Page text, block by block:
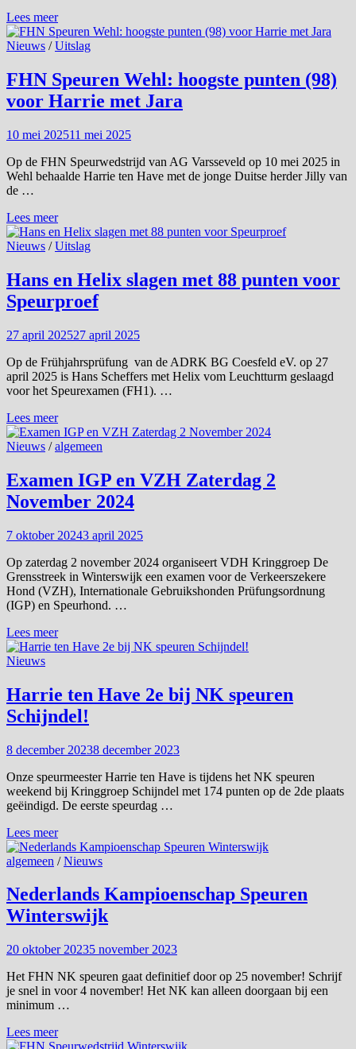
14
juni
2025
Speurwedstrijd
Winterswijk
Lees meer
Nieuws /Uitslag
FHN Speuren Wehl: hoogste punten (98)
voor Harrie met Jara
10 mei 202511 mei 2025
Op de FHN Speurwedstrijd van AG Varsseveld op 10 mei 2025 in
Wehl behaalde Harrie ten Have met de jonge Duitse herder Jilly van
de …
FHN
Speuren
Wehl:
punten
(98)
voor
met
Jara
Lees meer
Nieuws /Uitslag
Hans en Helix slagen met 88 punten voor
Speurproef
27 april 202527 april 2025
Op de Frühjahrsprüfung van de ADRK BG Coesfeld eV. op 27
april 2025 is Hans Scheffers met Helix vom Leuchtturm geslaagd
voor het Speurexamen (FH1). …
Hans
en
Helix
met
88
punten
Speurproef
Lees meer
Nieuws /algemeen
Examen IGP en VZH Zaterdag 2
November 2024
7 oktober 20243 april 2025
Op zaterdag 2 november 2024 organiseert VDH Kringgroep De
Grensstreek in Winterswijk een examen voor de Verkeerszekere
Hond (VZH), Internationale Gebruikshonden Prüfungsordnung
(IGP) en Speurhond. …
Examen
IGP
en
Zaterdag
2
November
Lees meer
Nieuws
Harrie ten Have 2e bij NK speuren
Schijndel!
8 december 20238 december 2023
Onze speurmeester Harrie ten Have is tijdens het NK speuren
weekend bij Kringgroep Schijndel met 174 punten op de 2de plaats
geëindigd. De eerste speurdag …
Harrie
ten
Have
bij
NK
speuren
Lees meer
algemeen /Nieuws
Nederlands Kampioenschap Speuren
Winterswijk
20 oktober 20235 november 2023
Het FHN NK speuren gaat definitief door op 25 november! Schrijf
je snel in voor 4 november! Het NK kan alleen doorgaan bij een
minimum …
Nederlands
Kampioenschap
Lees meer